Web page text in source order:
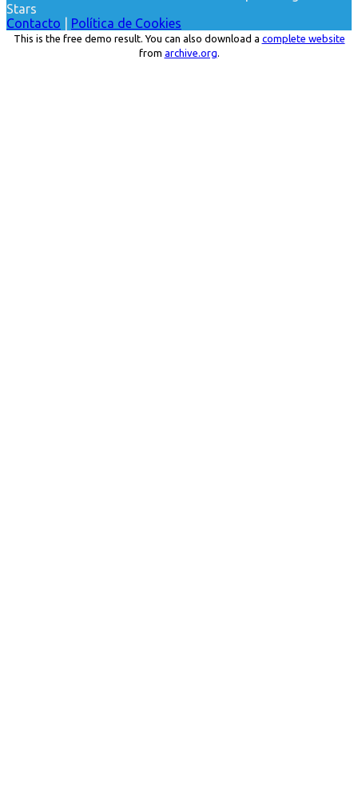
Stars
Contacto
Política de Cookies
This is the free demo result. You can also download a complete website
from archive.org.